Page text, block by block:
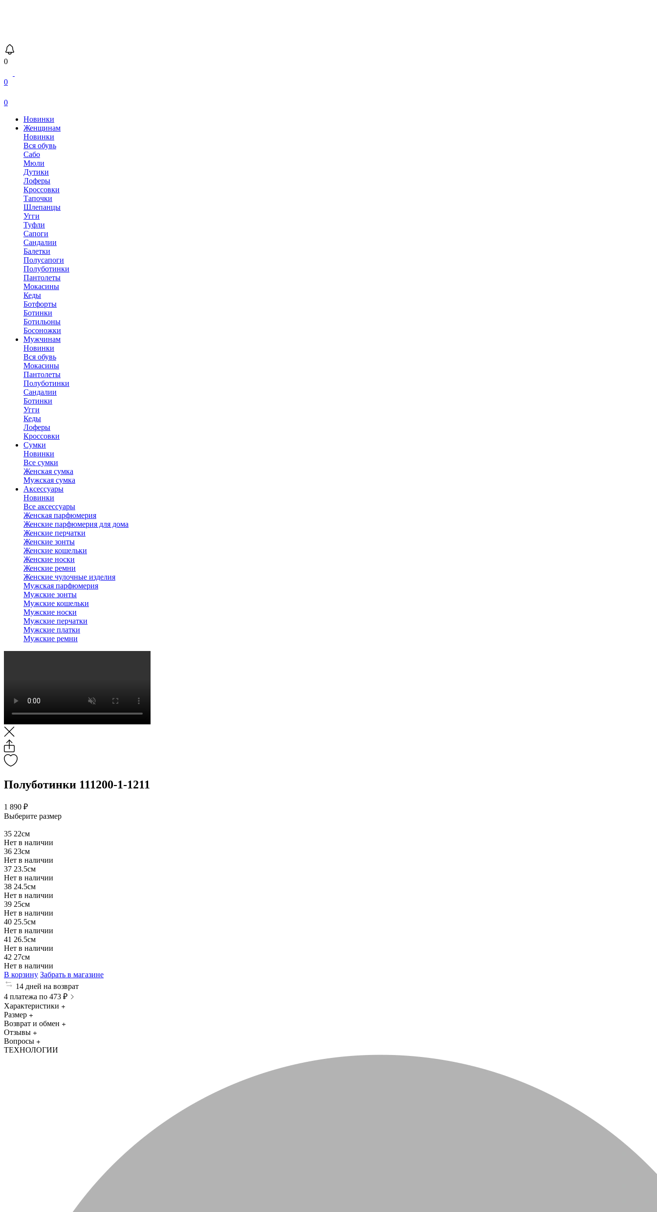
0
0
0
Новинки
Женщинам
Новинки
Вся обувь
Сабо
Мюли
Дутики
Лоферы
Кроссовки
Тапочки
Шлепанцы
Угги
Туфли
Сапоги
Сандалии
Балетки
Полусапоги
Полуботинки
Пантолеты
Мокасины
Кеды
Ботфорты
Ботинки
Ботильоны
Босоножки
Мужчинам
Новинки
Вся обувь
Мокасины
Пантолеты
Полуботинки
Сандалии
Ботинки
Угги
Кеды
Лоферы
Кроссовки
Сумки
Новинки
Все сумки
Женская сумка
Мужская сумка
Аксессуары
Новинки
Все аксессуары
Женская парфюмерия
Женские парфюмерия для дома
Женские перчатки
Женские зонты
Женские кошельки
Женские носки
Женские ремни
Женские чулочные изделия
Мужская парфюмерия
Мужские зонты
Мужские кошельки
Мужские носки
Мужские перчатки
Мужские платки
Мужские ремни
Полуботинки 111200-1-1211
1 890 ₽
Выберите размер
35 22см
Нет в наличии
36 23см
Нет в наличии
37 23.5см
Нет в наличии
38 24.5см
Нет в наличии
39 25см
Нет в наличии
40 25.5см
Нет в наличии
41 26.5см
Нет в наличии
42 27см
Нет в наличии
В корзину Забрать в магазине
14 дней на возврат
4 платежа по 473 ₽
Характеристики
Размер
Возврат и обмен
Отзывы
Вопросы
ТЕХНОЛОГИИ